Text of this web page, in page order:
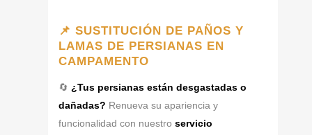
📌 SUSTITUCIÓN DE PAÑOS Y
LAMAS DE PERSIANAS EN
CAMPAMENTO
🔄 ¿Tus persianas están desgastadas o
dañadas? Renueva su apariencia y
funcionalidad con nuestro servicio